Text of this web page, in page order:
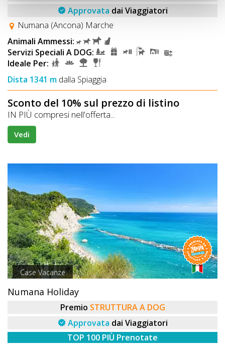
Approvata dai Viaggiatori
Numana (Ancona) Marche
Animali Ammessi:
Servizi Speciali A DOG:
Ideale Per:
Dista 1341 m dalla Spiaggia
Sconto del 10% sul prezzo di listino
IN PIÙ compresi nell'offerta...
Vedi
Case Vacanze
Numana Holiday
Premio STRUTTURA A DOG
Approvata dai Viaggiatori
TOP 100 PIÙ Prenotate